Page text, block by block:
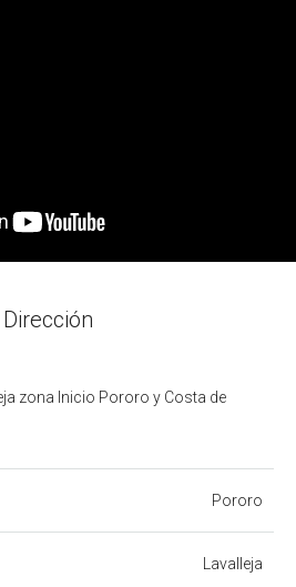
Dirección
zona Inicio Pororo y Costa de
Pororo
Lavalleja